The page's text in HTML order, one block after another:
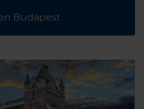
Budapest